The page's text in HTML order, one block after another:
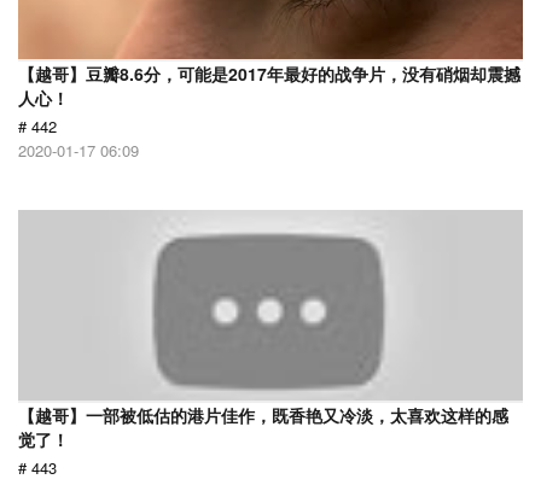
【越哥】豆瓣8.6分，可能是2017年最好的战争片，没有硝烟却震撼
人心！
# 442
2020-01-17 06:09
【越哥】一部被低估的港片佳作，既香艳又冷淡，太喜欢这样的感
觉了！
# 443